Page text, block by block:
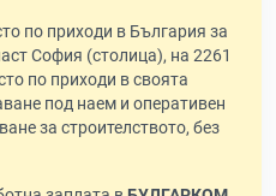
по приходи в България за
София (столица), на 2261
по приходи в своята
под наем и оперативен
за строителството, без